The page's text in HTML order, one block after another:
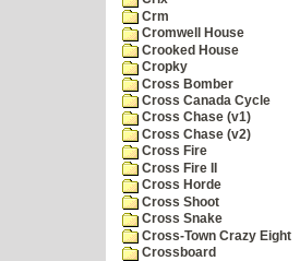
Crm
Cromwell House
Crooked House
Cropky
Cross Bomber
Cross Canada Cycle
Cross Chase (v1)
Cross Chase (v2)
Cross Fire
Cross Fire II
Cross Horde
Cross Shoot
Cross Snake
Cross-Town Crazy Eight
Crossboard